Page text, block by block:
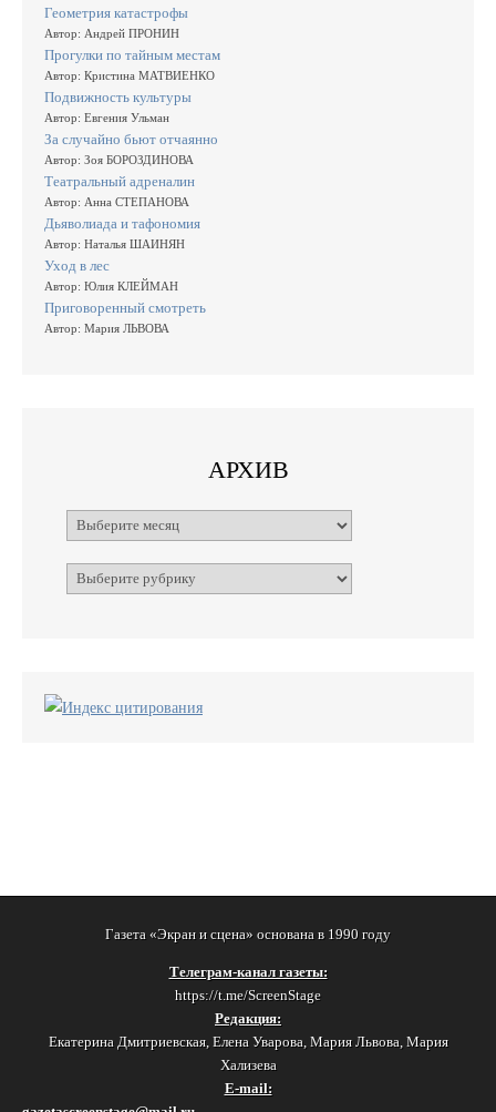
Геометрия катастрофы
Автор: Андрей ПРОНИН
Прогулки по тайным местам
Автор: Кристина МАТВИЕНКО
Подвижность культуры
Автор: Евгения Ульман
За случайно бьют отчаянно
Автор: Зоя БОРОЗДИНОВА
Театральный адреналин
Автор: Анна СТЕПАНОВА
Дьяволиада и тафономия
Автор: Наталья ШАИНЯН
Уход в лес
Автор: Юлия КЛЕЙМАН
Приговоренный смотреть
Автор: Мария ЛЬВОВА
АРХИВ
Архивы
Рубрики
Газета «Экран и сцена» основана в 1990 году
Телеграм-канал газеты:
https://t.me/ScreenStage
Редакция:
Екатерина Дмитриевская, Елена Уварова, Мария Львова, Мария
Хализева
E-mail: